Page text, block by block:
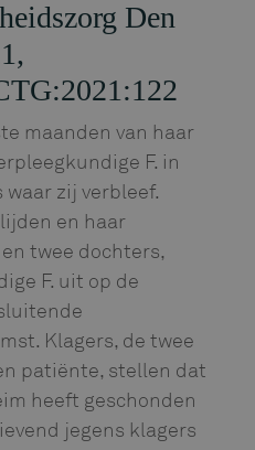
Den
maanden van haar
F. in
zij verbleef.
en haar
twee dochters,
F. uit op de
Klagers, de twee
patiënte, stellen dat
heeft geschonden
jegens klagers